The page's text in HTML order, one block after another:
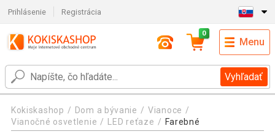
Prihlásenie Registrácia
Vyhľadať
0
Menu
Kokiskashop Dom a bývanie
Vianoce
Vianočné osvetlenie
LED reťaze Farebné